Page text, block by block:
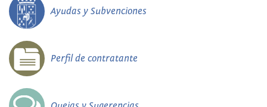
Ayudas y Subvenciones
Perfil de contratante